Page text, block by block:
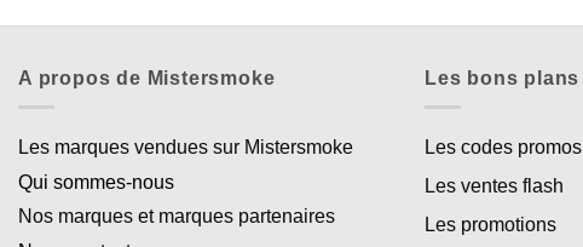
A propos de Mistersmoke
Les marques vendues sur Mistersmoke
Qui sommes-nous
Nos marques et marques partenaires
Les bons plans
Les codes promos
Les ventes flash
Les promotions